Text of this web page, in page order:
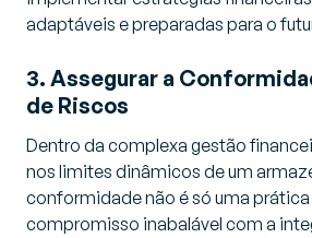
adaptáveis e preparadas para o
3. Assegurar a
de Riscos
Dentro da complexa gestão
nos limites dinâmicos de um
conformidade não é só uma prática
compromisso inabalável com a